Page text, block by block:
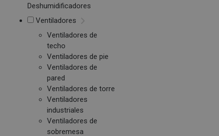
Deshumidificadores
Ventiladores
Ventiladores de
techo
Ventiladores de pie
Ventiladores de
pared
Ventiladores de torre
Ventiladores
industriales
Ventiladores de
sobremesa